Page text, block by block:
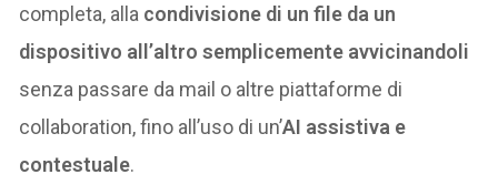
completa, alla condivisione di un file da un
dispositivo all’altro semplicemente avvicinandoli
senza passare da mail o altre piattaforme di
collaboration, fino all’uso di un’AI assistiva e
contestuale.